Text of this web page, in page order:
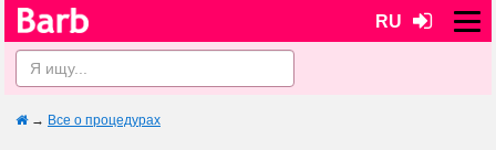
RU
→ Все о процедурах